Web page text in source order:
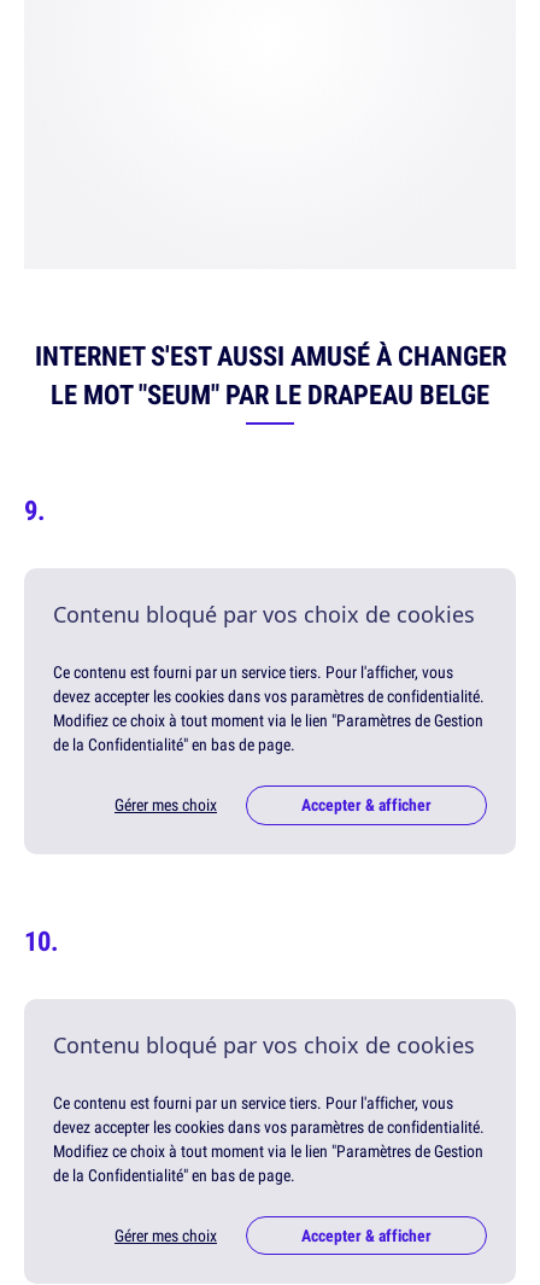
INTERNET S'EST AUSSI AMUSÉ À CHANGER
LE MOT "SEUM" PAR LE DRAPEAU BELGE
Contenu bloqué par vos choix de cookies
Ce contenu est fourni par un service tiers. Pour l'afficher, vous
devez accepter les cookies dans vos paramètres de confidentialité.
Modifiez ce choix à tout moment via le lien "Paramètres de Gestion
de la Confidentialité" en bas de page.
Gérer mes choix Accepter & afficher
Contenu bloqué par vos choix de cookies
Ce contenu est fourni par un service tiers. Pour l'afficher, vous
devez accepter les cookies dans vos paramètres de confidentialité.
Modifiez ce choix à tout moment via le lien "Paramètres de Gestion
de la Confidentialité" en bas de page.
Gérer mes choix Accepter & afficher